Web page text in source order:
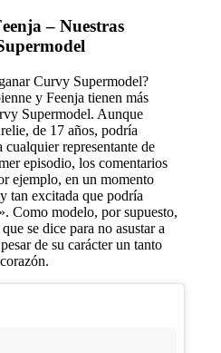
– Nuestras
Curvy Supermodel?
y Feenja tienen más
Supermodel. Aunque
de 17 años, podría
representante de
episodio, los comentarios
ejemplo, en un momento
tan excitada que podría
Como modelo, por supuesto,
se dice para no asustar a
de su carácter un tanto